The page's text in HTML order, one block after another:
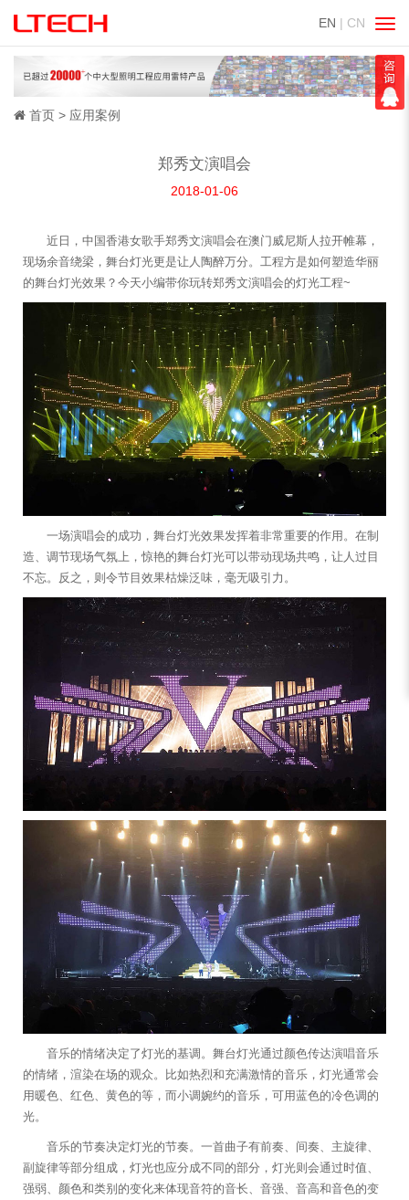
EN | CN
切
换
导
航
首页 应用案例
郑秀文演唱会
2018-01-06
近日，中国香港女歌手郑秀文演唱会在澳门威尼斯人拉开帷幕，
现场余音绕梁，舞台灯光更是让人陶醉万分。工程方是如何塑造华丽
的舞台灯光效果？今天小编带你玩转郑秀文演唱会的灯光工程~
一场演唱会的成功，舞台灯光效果发挥着非常重要的作用。在制
造、调节现场气氛上，惊艳的舞台灯光可以带动现场共鸣，让人过目
不忘。反之，则令节目效果枯燥泛味，毫无吸引力。
音乐的情绪决定了灯光的基调。舞台灯光通过颜色传达演唱音乐
的情绪，渲染在场的观众。比如热烈和充满激情的音乐，灯光通常会
用暖色、红色、黄色的等，而小调婉约的音乐，可用蓝色的冷色调的
光。
音乐的节奏决定灯光的节奏。一首曲子有前奏、间奏、主旋律、
副旋律等部分组成，灯光也应分成不同的部分，灯光则会通过时值、
强弱、颜色和类别的变化来体现音符的音长、音强、音高和音色的变